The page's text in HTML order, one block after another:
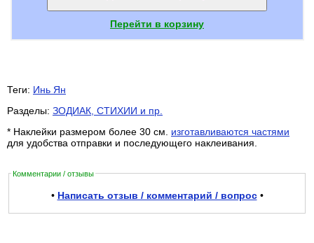
Перейти в корзину
Теги: Инь Ян
Разделы: ЗОДИАК, СТИХИИ и пр.
* Наклейки размером более 30 см. изготавливаются частями
для удобства отправки и последующего наклеивания.
Комментарии / отзывы
• Написать отзыв / комментарий / вопрос•